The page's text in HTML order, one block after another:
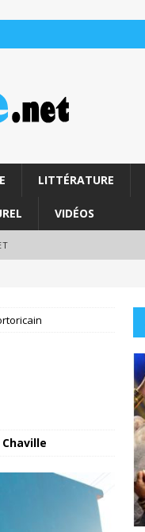
LITTÉRATURE
VIDÉOS